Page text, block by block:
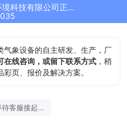
山东天合环境科技有限公司正在为您服务
气象设备的自主研发、生产，厂
在线咨询，或留下联系方式 ，稍
页、报价及解决方案。
待客服接起...